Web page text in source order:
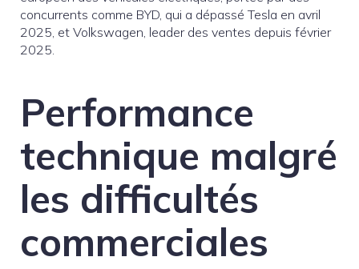
concurrents comme BYD, qui a dépassé Tesla en avril
2025, et Volkswagen, leader des ventes depuis février
2025.
Performance
technique malgré
les difficultés
commerciales